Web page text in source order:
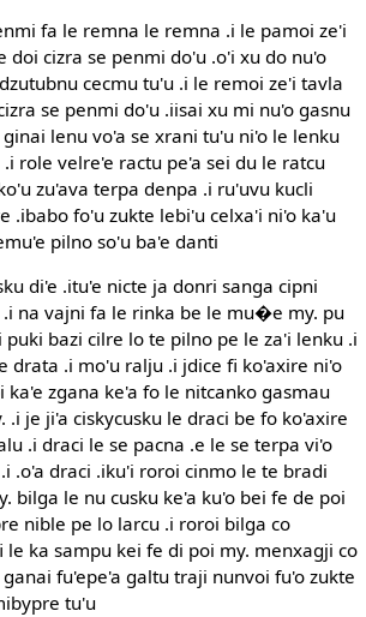
fa le remna le remna .i le pamoi ze'i
doi cizra se penmi do'u .o'i xu do nu'o
cecmu tu'u .i le remoi ze'i tavla
se penmi do'u .iisai xu mi nu'o gasnu
lenu vo'a se xrani tu'u ni'o le lenku
role velre'e ractu pe'a sei du le ratcu
zu'ava terpa denpa .i ru'uvu kucli
.ibabo fo'u zukte lebi'u celxa'i ni'o ka'u
pilno so'u ba'e danti
di'e .itu'e nicte ja donri sanga cipni
na vajni fa le rinka be le mu�e my. pu
puki bazi cilre lo te pilno pe le za'i lenku .i
drata .i mo'u ralju .i jdice fi ko'axire ni'o
zgana ke'a fo le nitcanko gasmau
.i je ji'a ciskycusku le draci be fo ko'axire
.i draci le se pacna .e le se terpa vi'o
.o'a draci .iku'i roroi cinmo le te bradi
bilga le nu cusku ke'a ku'o bei fe de poi
nible pe lo larcu .i roroi bilga co
le ka sampu kei fe di poi my. menxagji co
ganai fu'epe'a galtu traji nunvoi fu'o zukte
tu'u